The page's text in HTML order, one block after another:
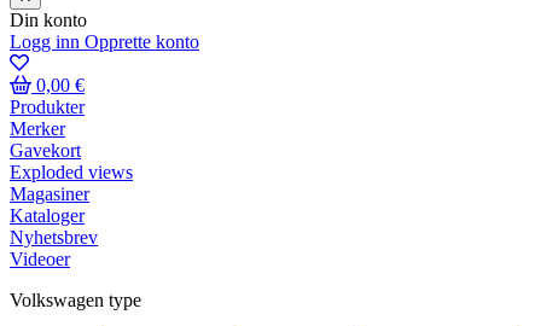
Din konto
Logg inn Opprette konto
0,00 €
Produkter
Merker
Gavekort
Exploded views
Magasiner
Kataloger
Nyhetsbrev
Videoer
Volkswagen type